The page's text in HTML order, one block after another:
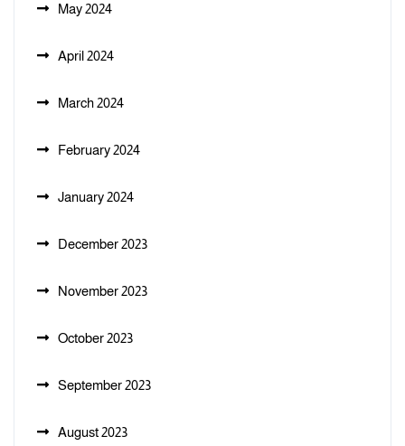
May 2024
April 2024
March 2024
February 2024
January 2024
December 2023
November 2023
October 2023
September 2023
August 2023